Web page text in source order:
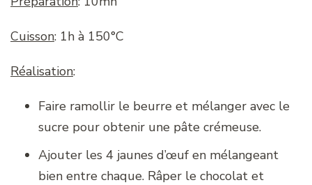
Cuisson: 1h à 150°C
Réalisation:
Faire ramollir le beurre et mélanger avec le
sucre pour obtenir une pâte crémeuse.
Ajouter les 4 jaunes d’œuf en mélangeant
bien entre chaque. Râper le chocolat et